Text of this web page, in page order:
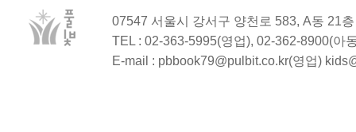
07547 서울시 강서구 양천로 583, A동 21
TEL : 02-363-5995(영업), 02-362-8900(아
E-mail : pbbook79@pulbit.co.kr(영업)